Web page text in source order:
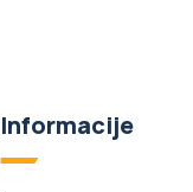
Informacije